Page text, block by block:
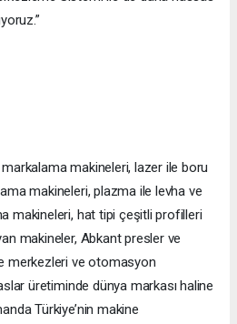
makineleri, lazer ile boru
makineleri, plazma ile levha ve
makineleri, hat tipi çeşitli profilleri
makineler, Abkant presler ve
merkezleri ve otomasyon
üretiminde dünya markası haline
Türkiye’nin makine